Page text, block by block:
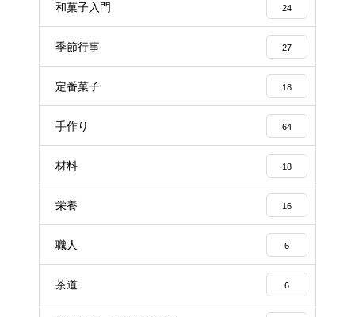
和菓子入門 24
季節行事 27
定番菓子 18
手作り 64
材料 18
栄養 16
職人 6
茶道 6